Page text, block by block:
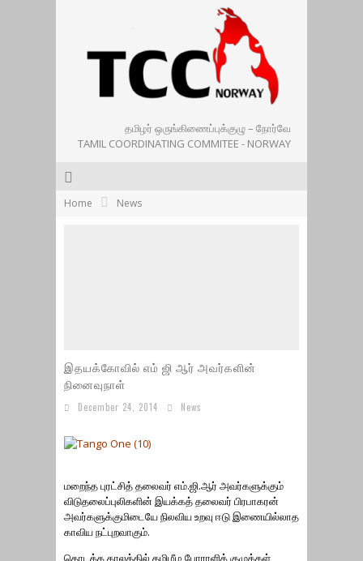
தமிழர் ஒருங்கிணைப்புக்குழு – நோர்வே
TAMIL COORDINATING COMMITEE - NORWAY
Home News
இதயக்கோவில் எம் ஜி ஆர் அவர்களின்
நினைவுநாள்
December 24, 2014 News
மறைந்த புரட்சித் தலைவர் எம்.ஜி.ஆர் அவர்களுக்கும்
விடுதலைப்புலிகளின் இயக்கத் தலைவர் பிரபாகரன்
அவர்களுக்குமிடையே நிலவிய உறவு ஈடு இணையில்லாத
காவிய நட்புறவாகும்.
தொடக்க காலத்தில் தமிழீழ போராளிக் குழுக்கள்